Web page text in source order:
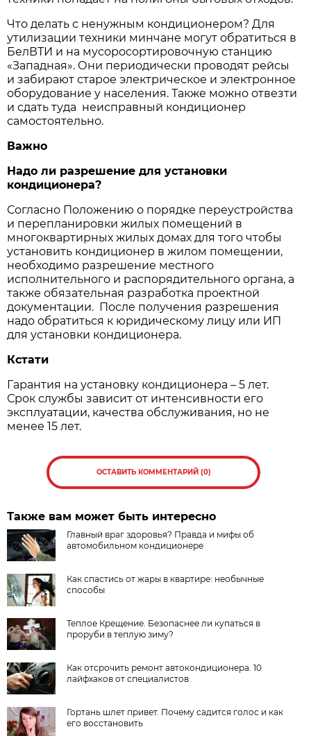
Что делать с ненужным кондиционером? Для
утилизации техники минчане могут обратиться в
БелВТИ и на мусоросортировочную станцию
«Западная». Они периодически проводят рейсы
и забирают старое электрическое и электронное
оборудование у населения. Также можно отвезти
и сдать туда неисправный кондиционер
самостоятельно.
Важно
Надо ли разрешение для установки
кондиционера?
Согласно Положению о порядке переустройства
и перепланировки жилых помещений в
многоквартирных жилых домах для того чтобы
установить кондиционер в жилом помещении,
необходимо разрешение местного
исполнительного и распорядительного органа, а
также обязательная разработка проектной
документации. После получения разрешения
надо обратиться к юридическому лицу или ИП
для установки кондиционера.
Кстати
Гарантия на установку кондиционера – 5 лет.
Срок службы зависит от интенсивности его
эксплуатации, качества обслуживания, но не
менее 15 лет.
ОСТАВИТЬ КОММЕНТАРИЙ (0)
Также вам может быть интересно
Главный враг здоровья? Правда и мифы об
автомобильном кондиционере
Как спастись от жары в квартире: необычные
способы
Теплое Крещение. Безопаснее ли купаться в
проруби в теплую зиму?
Как отсрочить ремонт автокондиционера. 10
лайфхаков от специалистов
Гортань шлет привет. Почему садится голос и как
его восстановить